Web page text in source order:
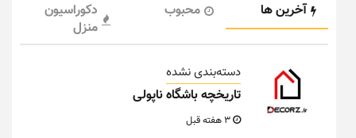
آخرین ها محبوب
دکوراسیون
منزل
دسته‌بندی نشده
تاریخچه باشگاه ناپولی